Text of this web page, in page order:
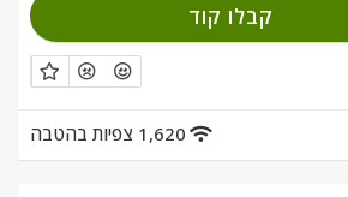
קבלו קוד
1,620 צפיות בהטבה